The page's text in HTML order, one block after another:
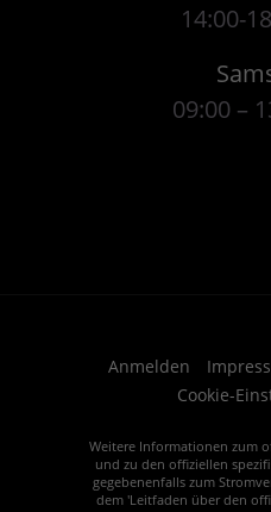
14:00-
09:00 –
Anmelden
Cookie-
Weitere Informationen zum
und zu den offiziellen
gegebenenfalls zum
dem 'Leitfaden über den